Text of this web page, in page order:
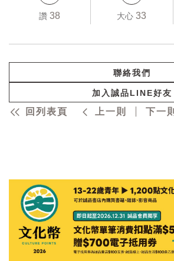
讚38 大心33
聯絡我們
加入誠品LINE好友
回列表頁 上一則 下一則